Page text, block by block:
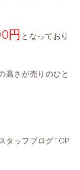
円 となっており
高さが売りのひと
スタッフブログTOP